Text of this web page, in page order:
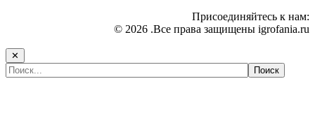
Присоединяйтесь к нам:
© 2026 .Все права защищены igrofania.ru
✕